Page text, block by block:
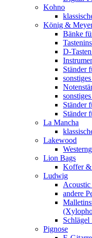
Kohno
König &
Bänke
D-
Ständer
Ständer
Ständer
La Mancha
Lakewood
Lion Bags
Koffer &
Ludwig
Acoustic
andere
Schlägel
Pignose